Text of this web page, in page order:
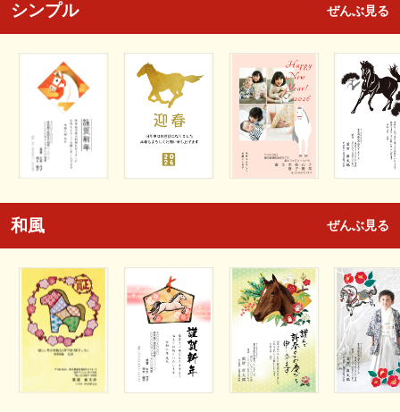
シンプル ぜんぶ見る
和風 ぜんぶ見る